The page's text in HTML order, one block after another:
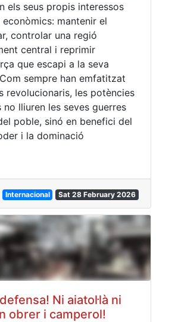
els seus propis interessos
mantenir el
controlar una regió
central i reprimir
que escapi a la seva
sempre han emfatitzat
revolucionaris, les potències
no lliuren les seves guerres
poble, sinó en benefici del
i la dominació
Internacional Sat 28 February 2026
Ni aiatol·là ni
obrer i camperol!